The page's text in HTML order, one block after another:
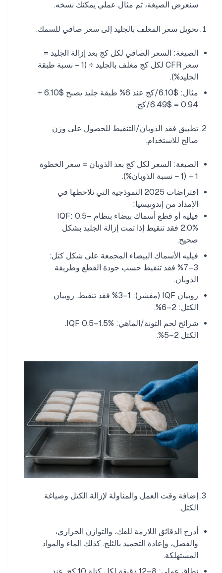
سنعرض الصيغة، ثم مثال عملي يمكنك نسخه.
تحويل سعر المغلف بالجليد إلى سعر صافي للسمك.
الصيغة: السعر الصافي لكل كج بعد إزالة الجليد =
سعر CFR لكل كج مغلف بالجليد ÷ (1 − نسبة طبقة
الجليد%).
مثال: $6.10/كج عند 6% طبقة جليد يصبح $6.10 ÷
0.94 = $6.49/كج.
تطبيق فقد الذوبان/التنقيط للحصول على وزن
صالح للاستخدام.
الصيغة: السعر لكل كج بعد الذوبان = سعر الخطوة
1 ÷ (1 − نسبة الذوبان%).
افتراضات 2025 النموذجية التي نلاحظها في
الإمداد من إندونيسيا:
فيليه أو قطع أسماك بيضاء بنظام IQF: 0.5–
2.0% فقد تنقيط إذا تمت إزالة الجليد بشكل
صحيح.
فيليه الأسماك البيضاء المجمعة على شكل كتل:
3–7% فقد تنقيط حسب جودة القطع وطريقة
الذوبان.
روبيان IQF (مقشر): 1–3% فقد تنقيط. روبيان
الكتل: 2–6%.
شرائح لحم التونة/الماهي: IQF 0.5–1.5%.
الكتل 2–5%.
إضافة وقت العمل والمناولة لإزالة الكتل وصياغة
الكتل.
أدرج الدقائق اللازمة للفك، والتوازن الحراري،
والفصل، وإعادة التجميد بالثلج. كذلك الماء والمواد
المستهلكة.
نطاق عملي: 8–12 دقيقة لكل كتلة 10 كج. عند